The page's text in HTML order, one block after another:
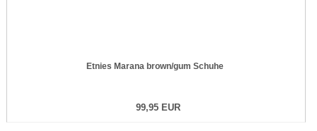
Etnies Marana brown/gum Schuhe
99,95 EUR